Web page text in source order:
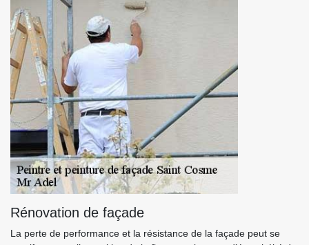
Rénovation de façade
La perte de performance et la résistance de la façade peut se